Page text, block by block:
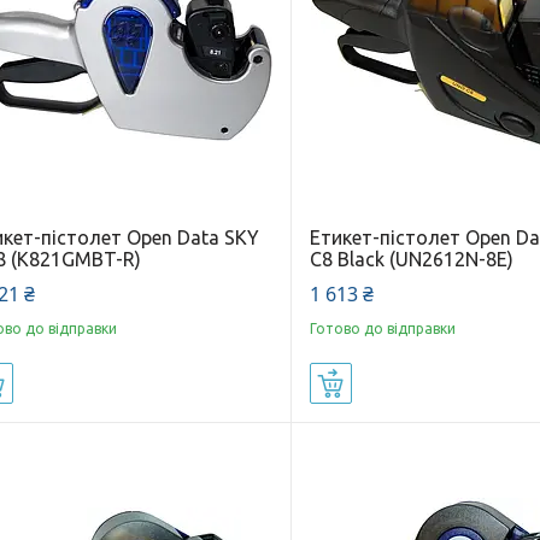
пістолет Open Data SKY
(K821GMBT-R)
₴
до відправки
Етикет-пістолет Open
C8 Black (UN2612N-8E)
1 613 ₴
Готово до відправки